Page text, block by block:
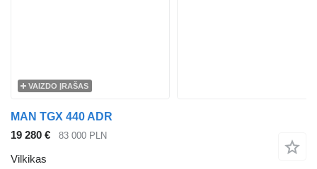
VAIZDO ĮRAŠAS
MAN TGX 440 ADR
19 280 €
83 000 PLN
Vilkikas